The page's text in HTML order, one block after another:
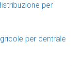
per
per centrale